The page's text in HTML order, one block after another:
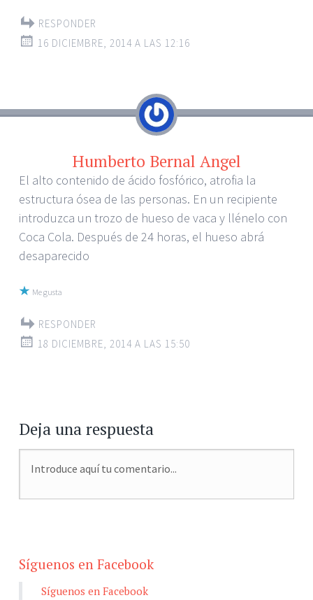
RESPONDER
16 DICIEMBRE, 2014 A LAS 12:16
Humberto Bernal Angel
El alto contenido de ácido fosfórico, atrofia la
estructura ósea de las personas. En un recipiente
introduzca un trozo de hueso de vaca y llénelo con
Coca Cola. Después de 24 horas, el hueso abrá
desaparecido
Me gusta
RESPONDER
18 DICIEMBRE, 2014 A LAS 15:50
Deja una respuesta
Síguenos en Facebook
Síguenos en Facebook